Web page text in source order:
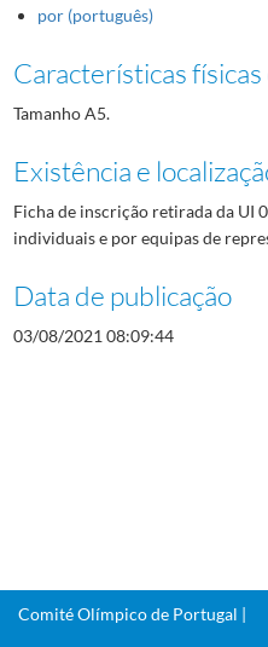
por (português)
Características
Tamanho A5.
Existência e
Ficha de inscrição retirada da UI
individuais e por equipas de
Data de publicação
03/08/2021 08:09:44
Comité Olímpico de Portugal |